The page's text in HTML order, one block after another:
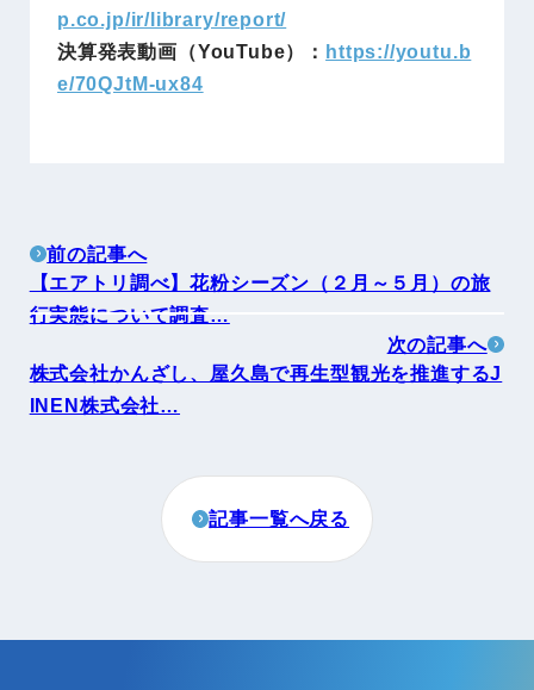
p.co.jp/ir/library/report/
決算発表動画（YouTube）： https://youtu.b
e/70QJtM-ux84
前の記事へ
【エアトリ調べ】花粉シーズン（２月～５月）の旅
行実態について調査…
次の記事へ
株式会社かんざし、屋久島で再生型観光を推進するJ
INEN株式会社…
記事一覧へ戻る